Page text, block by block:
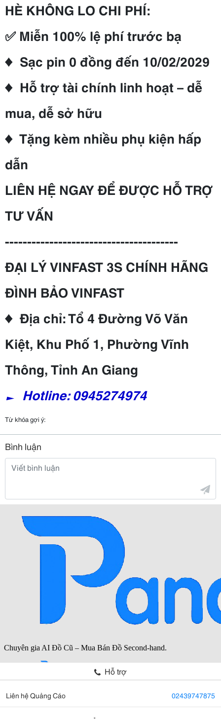
HÈ KHÔNG LO CHI PHÍ:
✅ Miễn 100% lệ phí trước bạ
♦ Sạc pin 0 đồng đến 10/02/2029
♦ Hỗ trợ tài chính linh hoạt – dễ
mua, dễ sở hữu
♦ Tặng kèm nhiều phụ kiện hấp
dẫn
LIÊN HỆ NGAY ĐỂ ĐƯỢC HỖ TRỢ
TƯ VẤN
---------------------------------------
ĐẠI LÝ VINFAST 3S CHÍNH HÃNG
ĐÌNH BẢO VINFAST
♦ Địa chỉ: Tổ 4 Đường Võ Văn
Kiệt, Khu Phố 1, Phường Vĩnh
Thông, Tỉnh An Giang
► Hotline: 0945274974
Từ khóa gợi ý:
Bình luận
Hỗ trợ
Liên hệ Quảng Cáo 02439747875